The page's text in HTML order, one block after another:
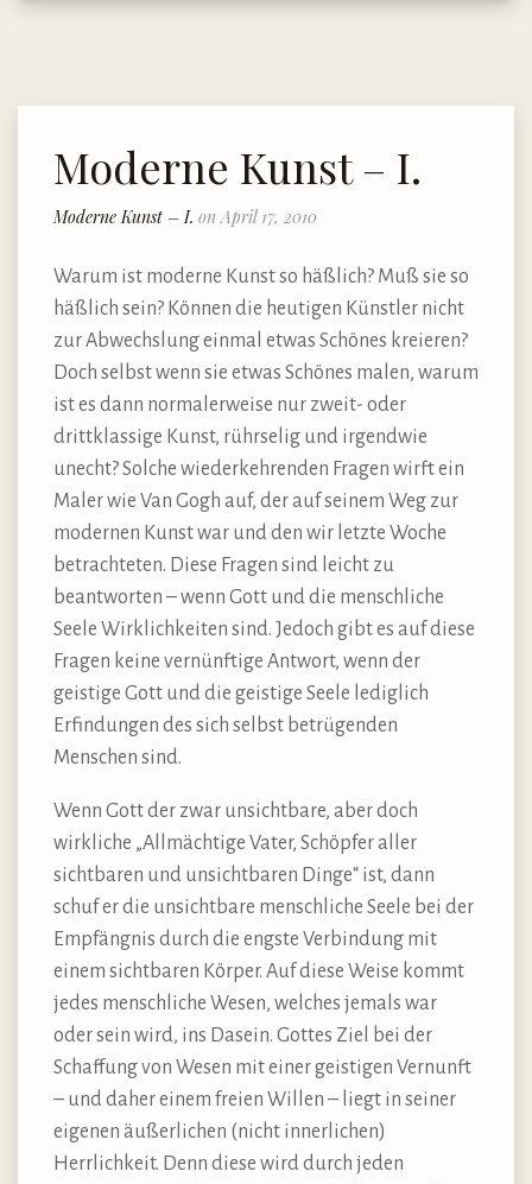
Moderne Kunst – I.
Moderne Kunst – I. on April 17, 2010
Warum ist moderne Kunst so häßlich? Muß sie so
häßlich sein? Können die heutigen Künstler nicht
zur Abwechslung einmal etwas Schönes kreieren?
Doch selbst wenn sie etwas Schönes malen, warum
ist es dann normalerweise nur zweit- oder
drittklassige Kunst, rührselig und irgendwie
unecht? Solche wiederkehrenden Fragen wirft ein
Maler wie Van Gogh auf, der auf seinem Weg zur
modernen Kunst war und den wir letzte Woche
betrachteten. Diese Fragen sind leicht zu
beantworten – wenn Gott und die menschliche
Seele Wirklichkeiten sind. Jedoch gibt es auf diese
Fragen keine vernünftige Antwort, wenn der
geistige Gott und die geistige Seele lediglich
Erfindungen des sich selbst betrügenden
Menschen sind.
Wenn Gott der zwar unsichtbare, aber doch
wirkliche „Allmächtige Vater, Schöpfer aller
sichtbaren und unsichtbaren Dinge“ ist, dann
schuf er die unsichtbare menschliche Seele bei der
Empfängnis durch die engste Verbindung mit
einem sichtbaren Körper. Auf diese Weise kommt
jedes menschliche Wesen, welches jemals war
oder sein wird, ins Dasein. Gottes Ziel bei der
Schaffung von Wesen mit einer geistigen Vernunft
– und daher einem freien Willen – liegt in seiner
eigenen äußerlichen (nicht innerlichen)
Herrlichkeit. Denn diese wird durch jeden